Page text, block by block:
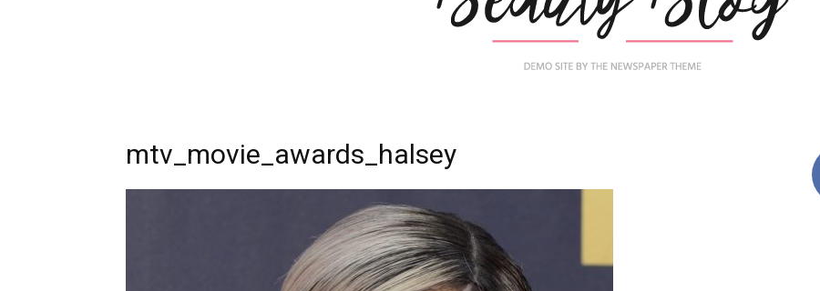
mtv_movie_awards_halsey